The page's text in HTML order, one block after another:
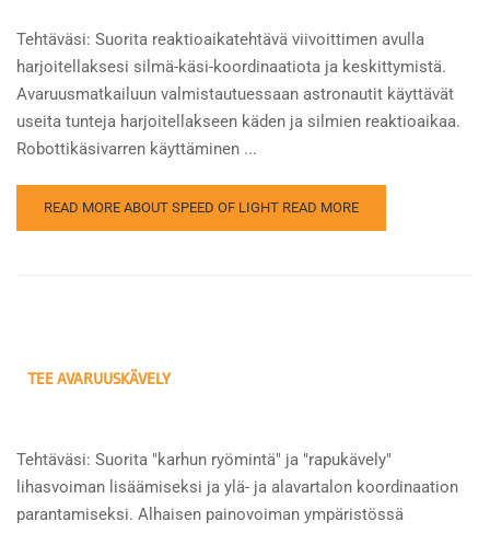
Tehtäväsi: Suorita reaktioaikatehtävä viivoittimen avulla
harjoitellaksesi silmä-käsi-koordinaatiota ja keskittymistä.
Avaruusmatkailuun valmistautuessaan astronautit käyttävät
useita tunteja harjoitellakseen käden ja silmien reaktioaikaa.
Robottikäsivarren käyttäminen ...
READ MORE ABOUT SPEED OF LIGHT READ MORE
TEE AVARUUSKÄVELY
Tehtäväsi: Suorita "karhun ryömintä" ja "rapukävely"
lihasvoiman lisäämiseksi ja ylä- ja alavartalon koordinaation
parantamiseksi. Alhaisen painovoiman ympäristössä